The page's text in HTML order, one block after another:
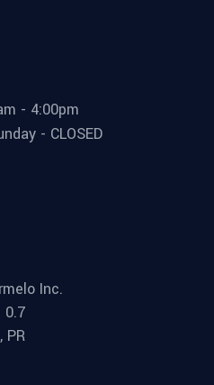
- 4:00pm
- CLOSED
Inc.
0.7
PR